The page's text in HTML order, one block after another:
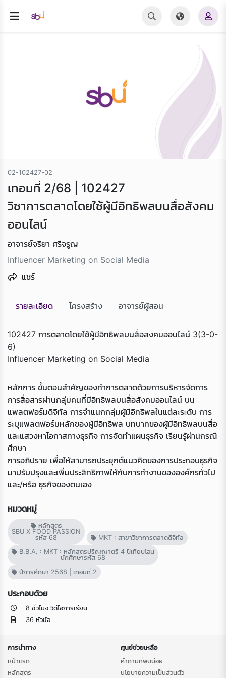
02-102427-02
เทอมที่ 2/68 | 102427
วิชาการตลาดโดยใช้ผู้มีอิทธิพลบนสื่อสังคม
ออนไลน์
อาจารย์จริยา ศรีจรูญ
Influencer Marketing on Social Media
แชร์
รายละเอียด โครงสร้าง อาจารย์ผู้สอน
102427 การตลาดโดยใช้ผู้มีอิทธิพลบนสื่อสงคมออนไลน์ 3(3-0-
6)
Influencer Marketing on Social Media
หลักการ ขั้นตอนสําคัญของทําการตลาดด้วยการบริหารจัดการ
การสื่อสารผ่านกลุ่มคนที่มีอิทธิพลบนสื่อสังคมออนไลน์ บน
แพลตฟอร์มดิจิทัล การจําแนกกลุ่มผู้มีอิทธิพลในแต่ละระดับ การ
ระบุแพลตฟอร์มหลักของผู้มีอิทธิพล บทบาทของผู้มีอิทธิพลบนสื่อ
และแสวงหาโอกาสทางธุรกิจ การจัดทําแผนธุรกิจ เรียนรู้ผ่านกรณี
ศึกษา
การอภิปราย เพื่อให้สามารถประยุกต์แนวคิดของการประกอบธุรกิจ
มาปรับปรุงและเพิ่มประสิทธิภาพให้กับการทํางานขององค์กรทั่วไป
และ/หรือ ธุรกิจของตนเอง
หมวดหมู่
หลักสูตร
SBU X FOOD PASSION
รหัส 68
MKT : สาขาวิชาการตลาดดิจิทัล
B.B.A. : MKT : หลักสูตรปริญญาตรี 4 ปีเทียบโอน
นักศึกษารหัส 68
ปีการศึกษา 2568 | เทอมที่ 2
ประกอบด้วย
8 ชั่วโมง วิดีโอการเรียน
36 หัวข้อ
การนำทาง
หน้าแรก
หลักสูตร
ศูนย์ช่วยเหลือ
คำถามที่พบบ่อย
นโยบายความเป็นส่วนตัว
Loading...